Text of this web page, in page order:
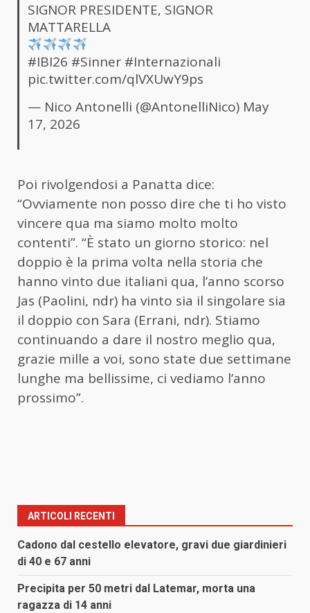
SIGNOR PRESIDENTE, SIGNOR
MATTARELLA
#IBI26 #Sinner #Internazionali
pic.twitter.com/qlVXUwY9ps
— Nico Antonelli (@AntonelliNico) May
17, 2026
Poi rivolgendosi a Panatta dice:
“Ovviamente non posso dire che ti ho visto
vincere qua ma siamo molto molto
contenti”. “È stato un giorno storico: nel
doppio è la prima volta nella storia che
hanno vinto due italiani qua, l’anno scorso
Jas (Paolini, ndr) ha vinto sia il singolare sia
il doppio con Sara (Errani, ndr). Stiamo
continuando a dare il nostro meglio qua,
grazie mille a voi, sono state due settimane
lunghe ma bellissime, ci vediamo l’anno
prossimo”.
ARTICOLI RECENTI
Cadono dal cestello elevatore, gravi due giardinieri
di 40 e 67 anni
Precipita per 50 metri dal Latemar, morta una
ragazza di 14 anni